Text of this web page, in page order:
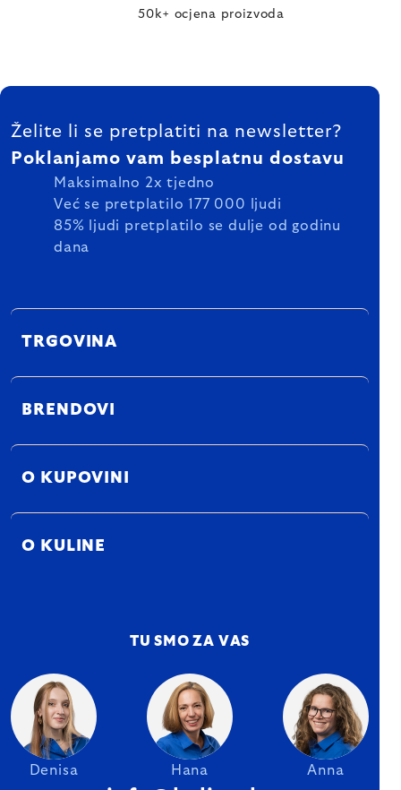
50k+ ocjena proizvoda
FOOTER
Želite li se pretplatiti na newsletter?
Poklanjamo vam besplatnu dostavu
Maksimalno 2x tjedno
Već se pretplatilo 177 000 ljudi
85% ljudi pretplatilo se dulje od godinu
dana
TRGOVINA
BRENDOVI
O KUPOVINI
O KULINE
TU SMO ZA VAS
Denisa Hana Anna